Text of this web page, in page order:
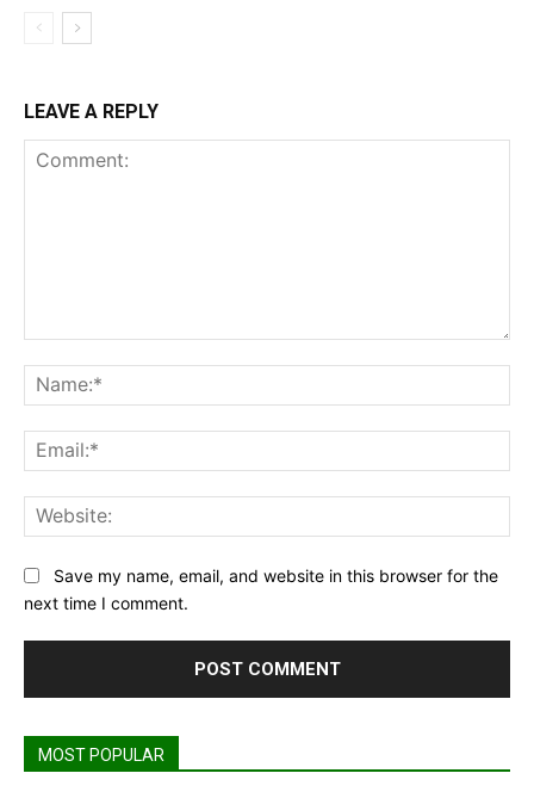
LEAVE A REPLY
Save my name, email, and website in this browser for the
next time I comment.
MOST POPULAR